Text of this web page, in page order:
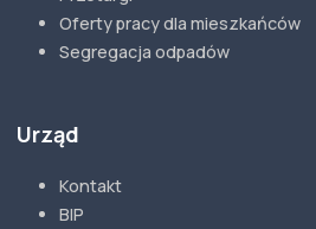
Oferty pracy dla mieszkańców
Segregacja odpadów
Urząd
Kontakt
BIP